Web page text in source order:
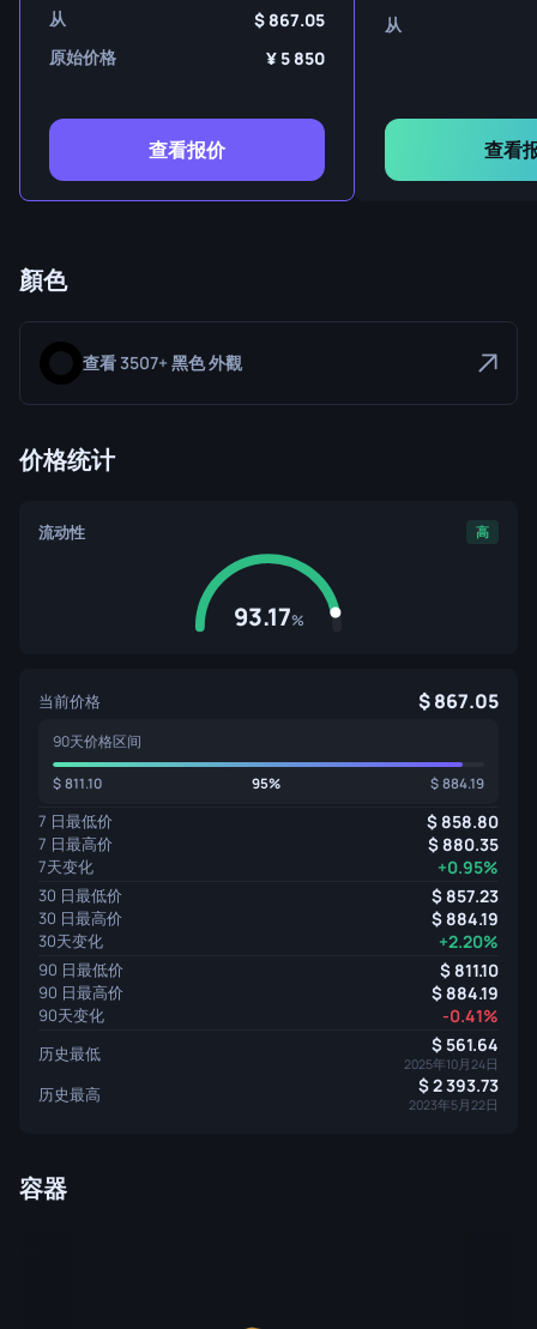
从
867.05
原始价格
5 850
查看报价
从
查看
顏色
查看 3507+ 黑色 外觀
价格统计
流动性 高
93.17%
当前价格 867.05
90天价格区间
811.10 95% 884.19
7 日最低价 858.80
7 日最高价 880.35
7天变化 +0.95%
30 日最低价 857.23
30 日最高价 884.19
30天变化 +2.20%
90 日最低价 811.10
90 日最高价 884.19
90天变化 -0.41%
历史最低 561.64
2025年10月24日
历史最高 2 393.73
2023年5月22日
容器